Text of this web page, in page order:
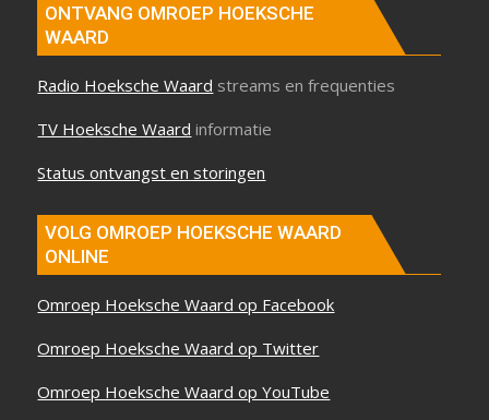
ONTVANG OMROEP HOEKSCHE
WAARD
Radio Hoeksche Waard streams en frequenties
TV Hoeksche Waard informatie
Status ontvangst en storingen
VOLG OMROEP HOEKSCHE WAARD
ONLINE
Omroep Hoeksche Waard op Facebook
Omroep Hoeksche Waard op Twitter
Omroep Hoeksche Waard op YouTube